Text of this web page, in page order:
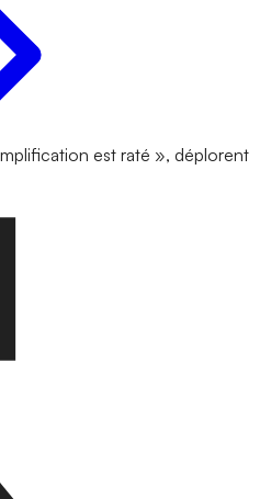
est raté », déplorent